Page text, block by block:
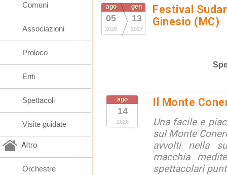
ago
05
2026
gen
13
2027
Festival
Ginesio (MC)
ago
14
2026
Il Monte
Una facile e
sul Monte
avvolti nella
macchia
spettacolari
Comuni
Associazioni
Proloco
Enti
Spettacoli
Visite guidate
Altro
Orchestre